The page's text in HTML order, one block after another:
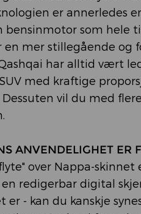
er annerledes
bensinmotor som hele
mer stillegående og
har alltid vært
med kraftige
vil du med
ANVENDELIGHET ER
over Nappa-
en redigerbar digital
er - kan du kanskje